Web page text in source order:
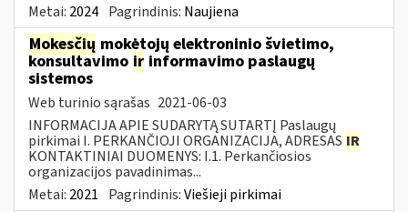
Metai: 2024 Pagrindinis: Naujiena
Mokesčių mokėtojų elektroninio švietimo,
konsultavimo ir informavimo paslaugų
sistemos
Web turinio sąrašas 2021-06-03
INFORMACIJA APIE SUDARYTĄ SUTARTĮ Paslaugų
pirkimai I. PERKANČIOJI ORGANIZACIJA, ADRESAS IR
KONTAKTINIAI DUOMENYS: I.1. Perkančiosios
organizacijos pavadinimas...
Metai: 2021 Pagrindinis:Viešieji pirkimai